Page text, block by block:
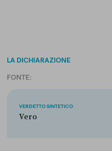
LA DICHIARAZIONE
FONTE:
VERDETTO SINTETICO
Vero